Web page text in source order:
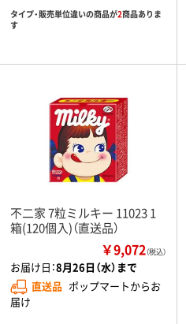
タイプ・販売単位違いの商品が2商品ありま
す
不二家 7粒ミルキー 11023 1
箱(120個入)（直送品）
￥9,072（税込）
お届け日：8月26日（水）まで
直送品 ポップマートからお
届け